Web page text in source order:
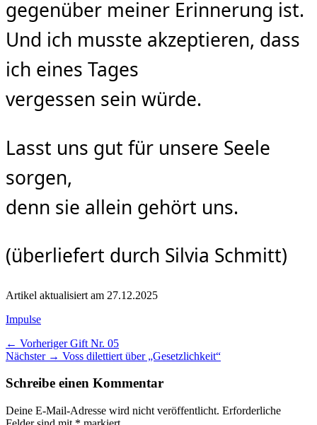
gegenüber meiner Erinnerung ist.
Und ich musste akzeptieren, dass
ich eines Tages
vergessen sein würde.
Lasst uns gut für unsere Seele
sorgen,
denn sie allein gehört uns.
(überliefert durch Silvia Schmitt)
Artikel aktualisiert am 27.12.2025
Kategorien
Impulse
Beitragsnavigation
← Vorheriger Vorheriger
Beitrag:
Gift Nr. 05
Nächster → Nächster
Voss dilettiert über „Gesetzlichkeit“
Schreibe einen Kommentar
Deine E-Mail-Adresse wird nicht veröffentlicht. Erforderliche